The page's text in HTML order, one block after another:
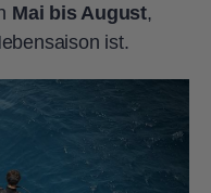
Mai bis August,
ist.